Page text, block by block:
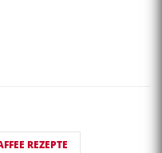
REZEPTE